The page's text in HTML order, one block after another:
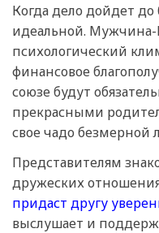
Когда дело дойдет до
идеальной.
психологический
финансовое
союзе будут
прекрасными
свое чадо безмерной
Представителям
дружеских
придаст другу
выслушает и